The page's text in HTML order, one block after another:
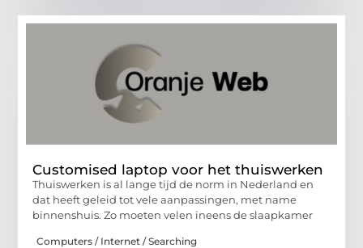
Customised laptop voor het thuiswerken
Thuiswerken is al lange tijd de norm in Nederland en
dat heeft geleid tot vele aanpassingen, met name
binnenshuis. Zo moeten velen ineens de slaapkamer
Computers / Internet / Searching